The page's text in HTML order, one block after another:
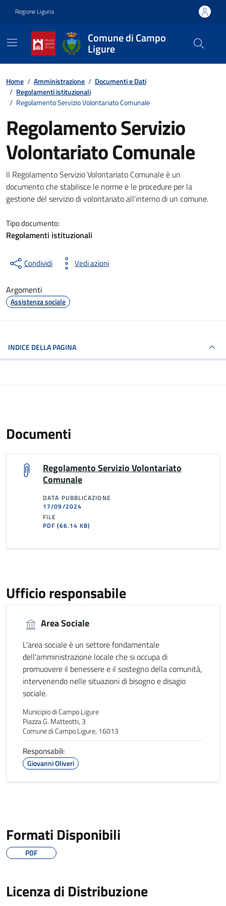
Regione Liguria
Comune di Campo
Ligure
Contenuti in evidenza
Home / Amministrazione / Documenti e Dati
/ Regolamenti istituzionali
/ Regolamento Servizio Volontariato Comunale
Regolamento Servizio
Volontariato Comunale
Dettagli del documento
Il Regolamento Servizio Volontariato Comunale è un
documento che stabilisce le norme e le procedure per la
gestione del servizio di volontariato all'interno di un comune.
Tipo documento:
Regolamenti istituzionali
Condividi Vedi azioni
Argomenti
Assistenza sociale
INDICE DELLA PAGINA
Documenti
Regolamento Servizio Volontariato
Comunale
DATA PUBBLICAZIONE
17/09/2024
FILE
PDF(66.14 KB)
Ufficio responsabile
Area Sociale
L'area sociale è un settore fondamentale
dell'amministrazione locale che si occupa di
promuovere il benessere e il sostegno della comunità,
intervenendo nelle situazioni di bisogno e disagio
sociale.
Municipio di Campo Ligure
Piazza G. Matteotti, 3
Comune di Campo Ligure, 16013
Responsabili:
Giovanni Oliveri
Formati Disponibili
PDF
Licenza di Distribuzione